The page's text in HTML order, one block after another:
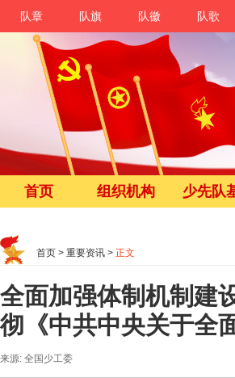
队章 队旗 队徽 队歌
首页 组织机构 少先队
首页 > 重要资讯 > 正文
全面加强体制机制
彻《中共中央关于全
来源: 全国少工委